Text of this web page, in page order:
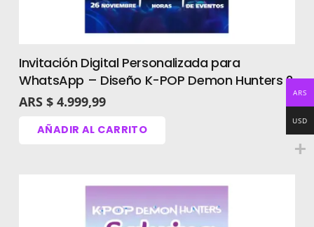
Haceme todas las preguntas que
quieras antes de comprar.
Invitación Digital Personalizada para
WhatsApp – Diseño K-POP Demon Hunters 2
ARS $ 4.999,99
AÑADIR AL CARRITO
ARS
USD